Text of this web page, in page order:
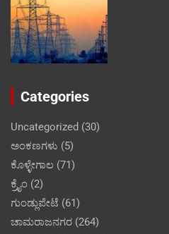
Categories
Uncategorized (30)
ಅಂಕಣಗಳು (5)
ಕೊಳ್ಳೇಗಾಲ (71)
ಕ್ರೈಂ (2)
ಗುಂಡ್ಲುಪೇಟೆ (61)
ಚಾಮರಾಜನಗರ (264)